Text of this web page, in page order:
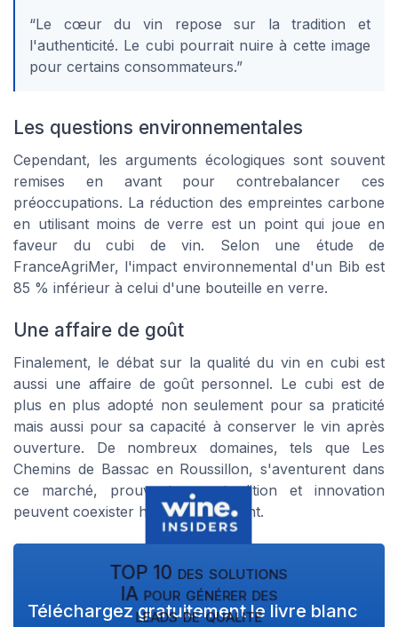
“Le cœur du vin repose sur la tradition et
l'authenticité. Le cubi pourrait nuire à cette image
pour certains consommateurs.”
Les questions environnementales
Cependant, les arguments écologiques sont souvent
remises en avant pour contrebalancer ces
préoccupations. La réduction des empreintes carbone
en utilisant moins de verre est un point qui joue en
faveur du cubi de vin. Selon une étude de
FranceAgriMer, l'impact environnemental d'un Bib est
85 % inférieur à celui d'une bouteille en verre.
Une affaire de goût
Finalement, le débat sur la qualité du vin en cubi est
aussi une affaire de goût personnel. Le cubi est de
plus en plus adopté non seulement pour sa praticité
mais aussi pour sa capacité à conserver le vin après
ouverture. De nombreux domaines, tels que Les
Chemins de Bassac en Roussillon, s'aventurent dans
ce marché, prouvant que tradition et innovation
peuvent coexister harmonieusement.
TOP 10 des solutions
IA pour générer des
leads de qualité
Téléchargez gratuitement le livre blanc